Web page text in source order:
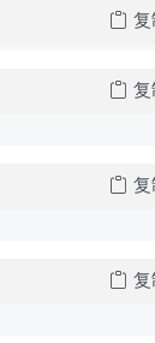
复
复
复
复